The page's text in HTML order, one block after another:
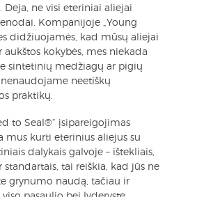
Deja, ne visi eteriniai aliejai
Kompanijoje „Young
didžiuojamės, kad mūsų aliejai
aukštos kokybės, mes niekada
sintetinių medžiagų ar pigių
neetiškų
praktikų.
to Seal®“ įsipareigojimas
mus kurti eterinius aliejus su
dalykais galvoje – ištekliais,
standartais, tai reiškia, kad jūs ne
grynumo naudą, tačiau ir